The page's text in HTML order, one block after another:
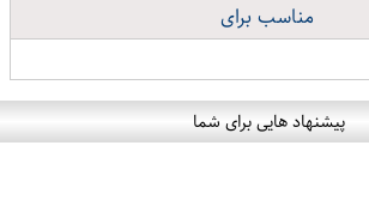
مناسب برای
پیشنهاد هایی برای شما